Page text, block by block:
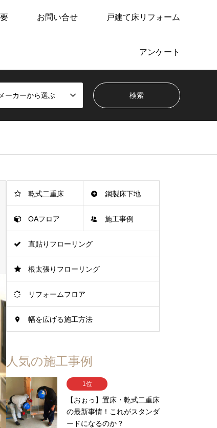
お問い合せ 戸建て床リフォーム
アンケート
ーカーから選ぶ
乾式二重床 鋼製床下地
OAフロア 施工事例
直貼りフローリング
根太張りフローリング
リフォームフロア
幅を広げる施工方法
人気の施工事例
1位
【おぉっ】置床・乾式二重床
の最新事情！これがスタンダ
ードになるのか？